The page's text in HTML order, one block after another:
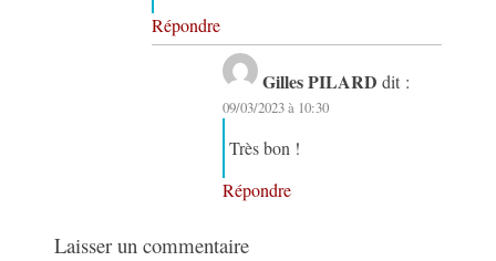
Répondre
Gilles PILARD dit :
09/03/2023 à 10:30
Très bon !
Répondre
Laisser un commentaire